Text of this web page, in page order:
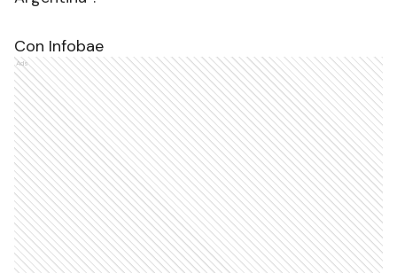
Con Infobae
Ads